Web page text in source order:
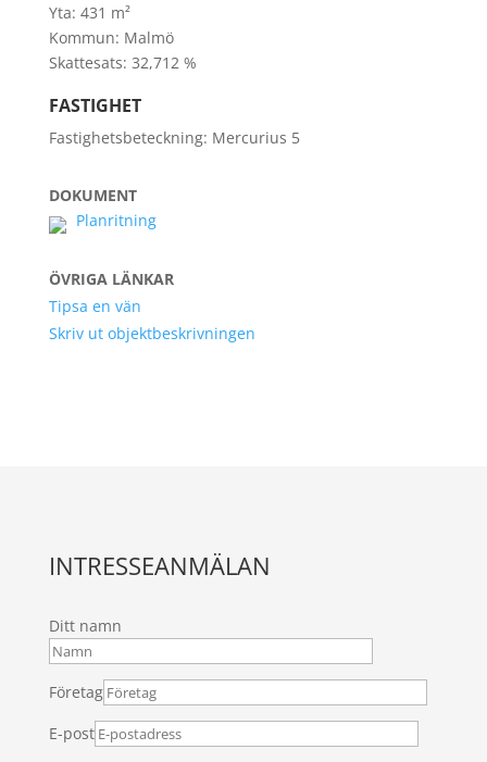
Yta: 431 m²
Kommun: Malmö
Skattesats: 32,712 %
FASTIGHET
Fastighetsbeteckning: Mercurius 5
DOKUMENT
Planritning
ÖVRIGA LÄNKAR
Tipsa en vän
Skriv ut objektbeskrivningen
INTRESSEANMÄLAN
Ditt namn
Företag
E-post